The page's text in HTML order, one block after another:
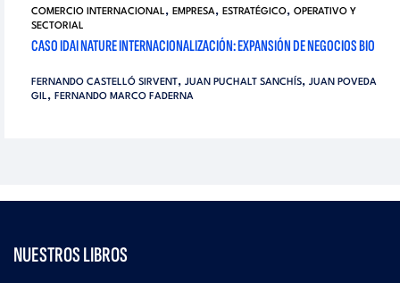
COMERCIO INTERNACIONAL, EMPRESA, ESTRATÉGICO, OPERATIVO Y
SECTORIAL
CASO IDAI NATURE INTERNACIONALIZACIÓN: EXPANSIÓN DE NEGOCIOS BIO
FERNANDO CASTELLÓ SIRVENT, JUAN PUCHALT SANCHÍS, JUAN POVEDA
GIL, FERNANDO MARCO FADERNA
NUESTROS LIBROS